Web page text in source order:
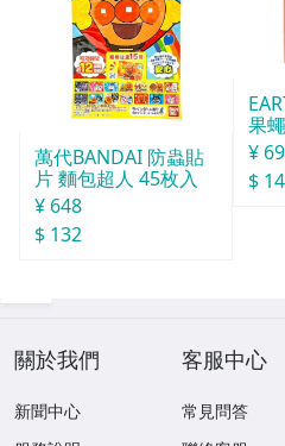
萬代BANDAI 防蟲貼
片 麵包超人 45枚入
¥ 648
$ 132
果
¥
$
關於我們
新聞中心
客服中心
常見問答